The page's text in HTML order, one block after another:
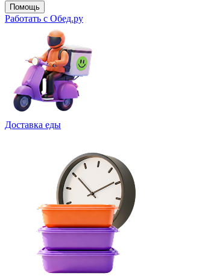
Помощь
Работать с Обед.ру
Доставка еды